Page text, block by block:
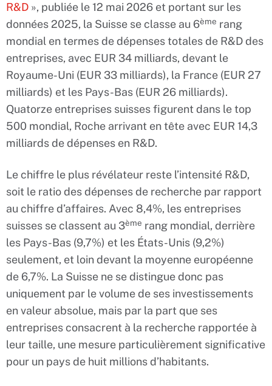
R&D », publiée le 12 mai 2026 et portant sur les
données 2025, la Suisse se classe au 6ème rang
mondial en termes de dépenses totales de R&D des
entreprises, avec EUR 34 milliards, devant le
Royaume-Uni (EUR 33 milliards), la France (EUR 27
milliards) et les Pays-Bas (EUR 26 milliards).
Quatorze entreprises suisses figurent dans le top
500 mondial, Roche arrivant en tête avec EUR 14,3
milliards de dépenses en R&D.
Le chiffre le plus révélateur reste l’intensité R&D,
soit le ratio des dépenses de recherche par rapport
au chiffre d’affaires. Avec 8,4%, les entreprises
suisses se classent au 3ème rang mondial, derrière
les Pays-Bas (9,7%) et les États-Unis (9,2%)
seulement, et loin devant la moyenne européenne
de 6,7%. La Suisse ne se distingue donc pas
uniquement par le volume de ses investissements
en valeur absolue, mais par la part que ses
entreprises consacrent à la recherche rapportée à
leur taille, une mesure particulièrement significative
pour un pays de huit millions d’habitants.